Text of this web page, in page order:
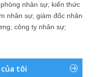
nhân sự; kiến thức
nhân sự; giám đốc nhân
; công ty nhân sự;
tôi